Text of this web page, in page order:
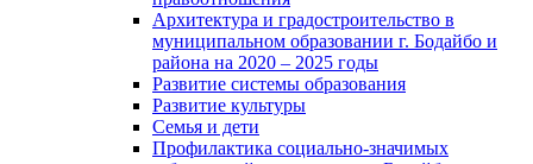
Архитектура и градостроительство в
муниципальном образовании г. Бодайбо и
района на 2020 – 2025 годы
Развитие системы образования
Развитие культуры
Семья и дети
Профилактика социально-значимых